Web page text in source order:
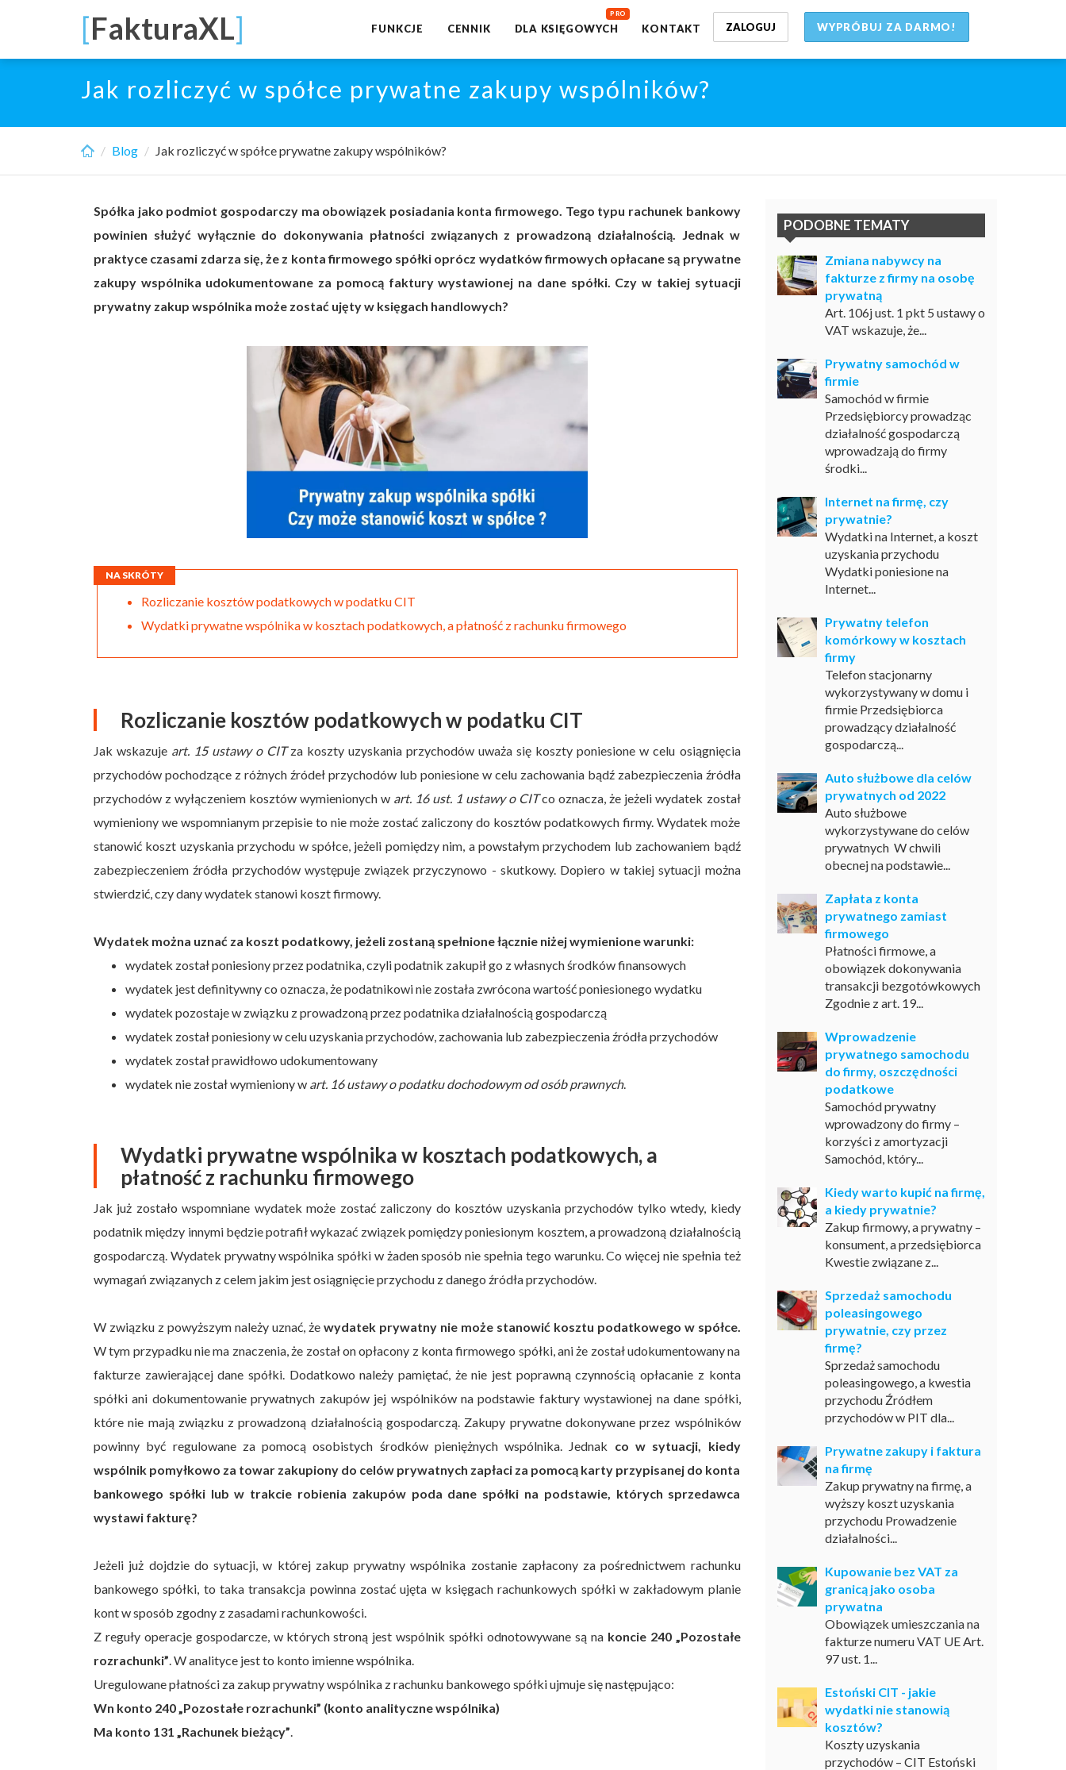
main
[FakturaXL] WYPRÓBUJ ZA DARMO!
ZALOGUJ
FUNKCJE CENNIK DLA KSIĘGOWYCH KONTAKT
Jak rozliczyć w spółce prywatne zakupy wspólników?
Blog Jak rozliczyć w spółce prywatne zakupy wspólników?
Spółka jako podmiot gospodarczy ma obowiązek posiadania konta firmowego. Tego typu rachunek bankowy
powinien służyć wyłącznie do dokonywania płatności związanych z prowadzoną działalnością. Jednak w
praktyce czasami zdarza się, że z konta firmowego spółki oprócz wydatków firmowych opłacane są prywatne
zakupy wspólnika udokumentowane za pomocą faktury wystawionej na dane spółki. Czy w takiej sytuacji
prywatny zakup wspólnika może zostać ujęty w księgach handlowych?
NA SKRÓTY
Rozliczanie kosztów podatkowych w podatku CIT
Wydatki prywatne wspólnika w kosztach podatkowych, a płatność z rachunku firmowego
Rozliczanie kosztów podatkowych w podatku CIT
Jak wskazuje art. 15 ustawy o CITza koszty uzyskania przychodów uważa się koszty poniesione w celu osiągnięcia
przychodów pochodzące z różnych źródeł przychodów lub poniesione w celu zachowania bądź zabezpieczenia źródła
przychodów z wyłączeniem kosztów wymienionych w art. 16 ust. 1 ustawy o CITco oznacza, że jeżeli wydatek został
wymieniony we wspomnianym przepisie to nie może zostać zaliczony do kosztów podatkowych firmy. Wydatek może
stanowić koszt uzyskania przychodu w spółce, jeżeli pomiędzy nim, a powstałym przychodem lub zachowaniem bądź
zabezpieczeniem źródła przychodów występuje związek przyczynowo - skutkowy. Dopiero w takiej sytuacji można
stwierdzić, czy dany wydatek stanowi koszt firmowy.
Wydatek można uznać za koszt podatkowy, jeżeli zostaną spełnione łącznie niżej wymienione warunki:
wydatek został poniesiony przez podatnika, czyli podatnik zakupił go z własnych środków finansowych
wydatek jest definitywny co oznacza, że podatnikowi nie została zwrócona wartość poniesionego wydatku
wydatek pozostaje w związku z prowadzoną przez podatnika działalnością gospodarczą
wydatek został poniesiony w celu uzyskania przychodów, zachowania lub zabezpieczenia źródła przychodów
wydatek został prawidłowo udokumentowany
wydatek nie został wymieniony w art. 16 ustawy o podatku dochodowym od osób prawnych.
Wydatki prywatne wspólnika w kosztach podatkowych, a
płatność z rachunku firmowego
Jak już zostało wspomniane wydatek może zostać zaliczony do kosztów uzyskania przychodów tylko wtedy, kiedy
podatnik między innymi będzie potrafił wykazać związek pomiędzy poniesionym kosztem, a prowadzoną działalnością
gospodarczą. Wydatek prywatny wspólnika spółki w żaden sposób nie spełnia tego warunku. Co więcej nie spełnia też
wymagań związanych z celem jakim jest osiągnięcie przychodu z danego źródła przychodów.
W związku z powyższym należy uznać, że wydatek prywatny nie może stanowić kosztu podatkowego w spółce.
W tym przypadku nie ma znaczenia, że został on opłacony z konta firmowego spółki, ani że został udokumentowany na
fakturze zawierającej dane spółki. Dodatkowo należy pamiętać, że nie jest poprawną czynnością opłacanie z konta
spółki ani dokumentowanie prywatnych zakupów jej wspólników na podstawie faktury wystawionej na dane spółki,
które nie mają związku z prowadzoną działalnością gospodarczą. Zakupy prywatne dokonywane przez wspólników
powinny być regulowane za pomocą osobistych środków pieniężnych wspólnika. Jednak co w sytuacji, kiedy
wspólnik pomyłkowo za towar zakupiony do celów prywatnych zapłaci za pomocą karty przypisanej do konta
bankowego spółki lub w trakcie robienia zakupów poda dane spółki na podstawie, których sprzedawca
wystawi fakturę?
Jeżeli już dojdzie do sytuacji, w której zakup prywatny wspólnika zostanie zapłacony za pośrednictwem rachunku
bankowego spółki, to taka transakcja powinna zostać ujęta w księgach rachunkowych spółki w zakładowym planie
kont w sposób zgodny z zasadami rachunkowości.
Z reguły operacje gospodarcze, w których stroną jest wspólnik spółki odnotowywane są na koncie 240 „Pozostałe
rozrachunki”. W analityce jest to konto imienne wspólnika.
Uregulowane płatności za zakup prywatny wspólnika z rachunku bankowego spółki ujmuje się następująco:
Wn konto 240 „Pozostałe rozrachunki” (konto analityczne wspólnika)
Ma konto 131 „Rachunek bieżący”.
PODOBNE TEMATY
Zmiana nabywcy na
fakturze z firmy na osobę
prywatną
Art. 106j ust. 1 pkt 5 ustawy o
VAT wskazuje, że...
Prywatny samochód w
firmie
Samochód w firmie
Przedsiębiorcy prowadząc
działalność gospodarczą
wprowadzają do firmy
środki...
Internet na firmę, czy
prywatnie?
Wydatki na Internet, a koszt
uzyskania przychodu
Wydatki poniesione na
Internet...
Prywatny telefon
komórkowy w kosztach
firmy
Telefon stacjonarny
wykorzystywany w domu i
firmie Przedsiębiorca
prowadzący działalność
gospodarczą...
Auto służbowe dla celów
prywatnych od 2022
Auto służbowe
wykorzystywane do celów
prywatnych W chwili
obecnej na podstawie...
Zapłata z konta
prywatnego zamiast
firmowego
Płatności firmowe, a
obowiązek dokonywania
transakcji bezgotówkowych
Zgodnie z art. 19...
Wprowadzenie
prywatnego samochodu
do firmy, oszczędności
podatkowe
Samochód prywatny
wprowadzony do firmy –
korzyści z amortyzacji
Samochód, który...
Kiedy warto kupić na firmę,
a kiedy prywatnie?
Zakup firmowy, a prywatny –
konsument, a przedsiębiorca
Kwestie związane z...
Sprzedaż samochodu
poleasingowego
prywatnie, czy przez
firmę?
Sprzedaż samochodu
poleasingowego, a kwestia
przychodu Źródłem
przychodów w PIT dla...
Prywatne zakupy i faktura
na firmę
Zakup prywatny na firmę, a
wyższy koszt uzyskania
przychodu Prowadzenie
działalności...
Kupowanie bez VAT za
granicą jako osoba
prywatna
Obowiązek umieszczania na
fakturze numeru VAT UE Art.
97 ust. 1...
Estoński CIT - jakie
wydatki nie stanowią
kosztów?
Koszty uzyskania
przychodów – CIT Estoński